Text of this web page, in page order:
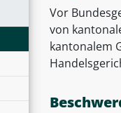
Vor
von
kantonalem